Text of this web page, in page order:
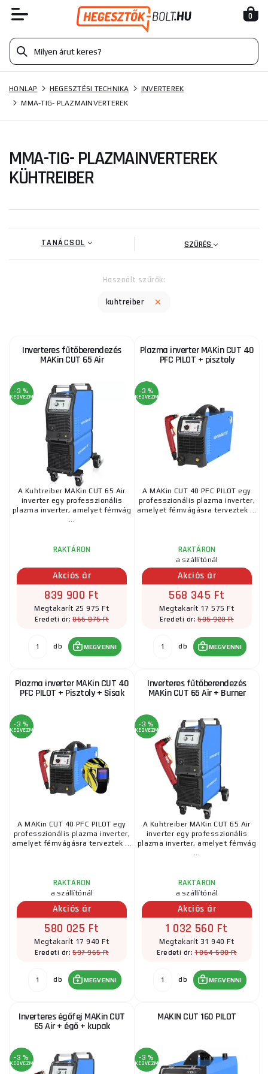
0
HONLAP HEGESZTÉSI TECHNIKA
INVERTEREK
MMA-TIG- PLAZMAINVERTEREK
MMA-TIG- PLAZMAINVERTEREK
KÜHTREIBER
TANÁCSOL SZŰRÉS
Használt szűrők:
kuhtreiber
Inverteres fűtőberendezés
MAKin CUT 65 Air
-3 %
KEDVEZMÉNY
A Kuhtreiber MAKin CUT 65 Air
inverter egy professzionális
plazma inverter, amelyet fémvág
...
RAKTÁRON
Akciós ár
839 900 Ft
Megtakarít 25 975 Ft
Eredeti ár:865 875 Ft
db MEGVENNI
Plazma inverter MAKin CUT 40
PFC PILOT + pisztoly
-3 %
KEDVEZMÉNY
A MAKin CUT 40 PFC PILOT egy
professzionális plazma inverter,
amelyet fémvágásra terveztek ...
RAKTÁRON
a szállítónál
Akciós ár
568 345 Ft
Megtakarít 17 575 Ft
Eredeti ár:585 920 Ft
db MEGVENNI
Plazma inverter MAKin CUT 40
PFC PILOT + Pisztoly + Sisak
-3 %
KEDVEZMÉNY
A MAKin CUT 40 PFC PILOT egy
professzionális plazma inverter,
amelyet fémvágásra terveztek ...
RAKTÁRON
a szállítónál
Akciós ár
580 025 Ft
Megtakarít 17 940 Ft
Eredeti ár:597 965 Ft
db MEGVENNI
Inverteres fűtőberendezés
MAKin CUT 65 Air + Burner
-3 %
KEDVEZMÉNY
A Kuhtreiber MAKin CUT 65 Air
inverter egy professzionális
plazma inverter, amelyet fémvág
...
RAKTÁRON
a szállítónál
Akciós ár
1 032 560 Ft
Megtakarít 31 940 Ft
Eredeti ár:1 064 500 Ft
db MEGVENNI
Inverteres égőfej MAKin CUT
65 Air + égő + kupak
-3 %
KEDVEZMÉNY
MAKIN CUT 160 PILOT
-3 %
KEDVEZMÉNY